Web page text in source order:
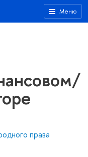
Меню
права